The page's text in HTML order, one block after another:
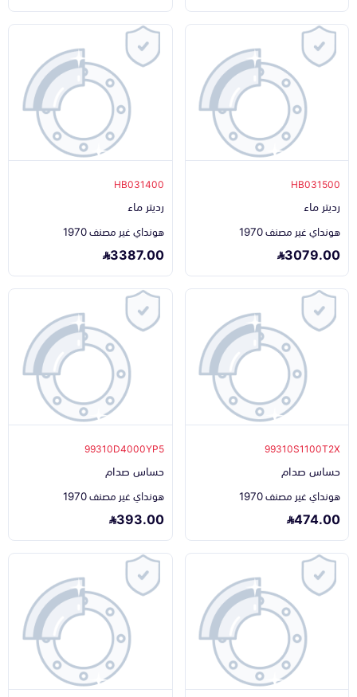
HB031500
رديتر ماء
هونداي غير مصنف 1970
3079.00
HB031400
رديتر ماء
هونداي غير مصنف 1970
3387.00
99310S1100T2X
حساس صدام
هونداي غير مصنف 1970
474.00
99310D4000YP5
حساس صدام
هونداي غير مصنف 1970
393.00